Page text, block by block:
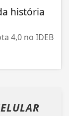
história
4,0 no IDEB